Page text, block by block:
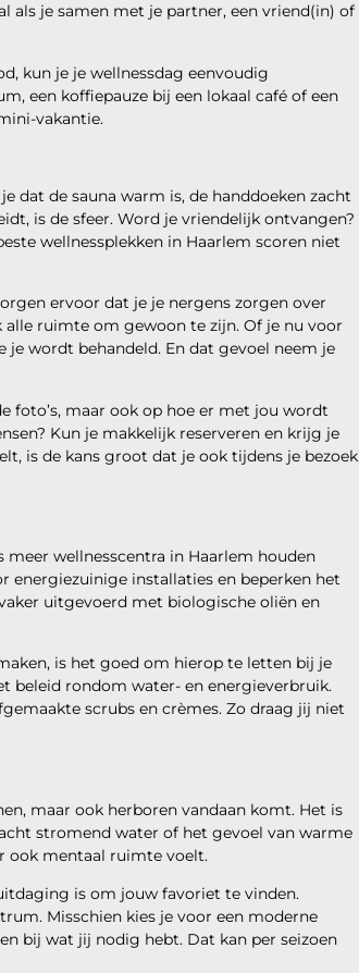
als je samen met je partner, een vriend(in) of
kun je je wellnessdag eenvoudig
een koffiepauze bij een lokaal café of een
vakantie.
dat de sauna warm is, de handdoeken zacht
is de sfeer. Word je vriendelijk ontvangen?
wellnessplekken in Haarlem scoren niet
ervoor dat je je nergens zorgen over
alle ruimte om gewoon te zijn. Of je nu voor
wordt behandeld. En dat gevoel neem je
foto’s, maar ook op hoe er met jou wordt
Kun je makkelijk reserveren en krijg je
is de kans groot dat je ook tijdens je bezoek
meer wellnesscentra in Haarlem houden
energiezuinige installaties en beperken het
uitgevoerd met biologische oliën en
is het goed om hierop te letten bij je
beleid rondom water- en energieverbruik.
scrubs en crèmes. Zo draag jij niet
maar ook herboren vandaan komt. Het is
stromend water of het gevoel van warme
ook mentaal ruimte voelt.
is om jouw favoriet te vinden.
Misschien kies je voor een moderne
bij wat jij nodig hebt. Dat kan per seizoen